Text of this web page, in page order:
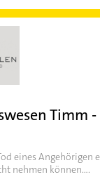
Timm
eines Angehörigen
nehmen können....